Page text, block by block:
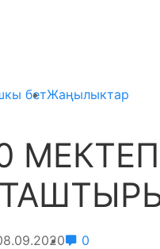
бетЖаңылыктар
0